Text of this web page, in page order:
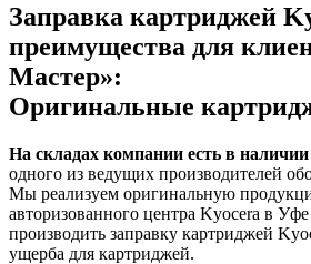
Заправка картриджей
преимущества для
Мастер»:
Оригинальные
На складах компании есть в
одного из ведущих производителей
Мы реализуем оригинальную
авторизованного центра Kyocera в Уфе
производить заправку картриджей
ущерба для картриджей.